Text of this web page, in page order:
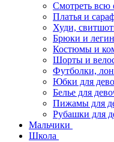
Смотреть всю
Платья и
Худи,
Брюки и
Костюмы и
Шорты и
Футболки,
Юбки для
Белье для
Пижамы для
Рубашки для
Мальчики
Школа